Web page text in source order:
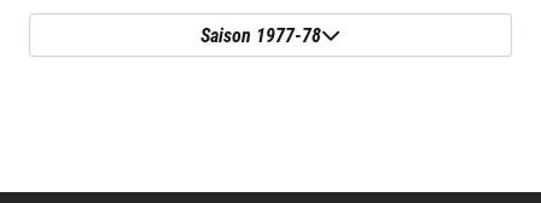
Saison 1977-78